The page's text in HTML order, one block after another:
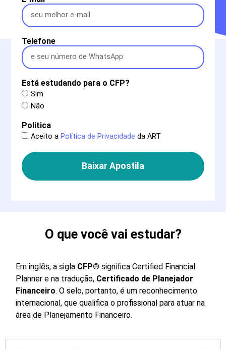
Telefone
Está estudando para o CFP?
Sim
Não
Politica
Aceito a Política de Privacidade da ART
Baixar Apostila
O que você vai estudar?
Em inglês, a sigla CFP®significa Certified Financial
Planner e na tradução, Certificado de Planejador
Financeiro. O selo, portanto, é um reconhecimento
internacional, que qualifica o profissional para atuar na
área de Planejamento Financeiro.